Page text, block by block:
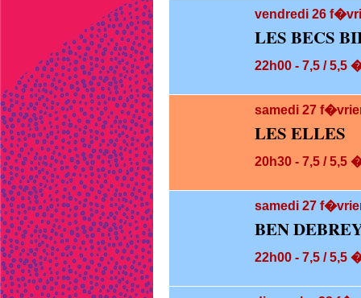
vendredi 26
LES BECS
22h00 - 7,5 / 5,5
samedi 27
LES ELLES
20h30 - 7,5 / 5,5
samedi 27
BEN
22h00 - 7,5 / 5,5